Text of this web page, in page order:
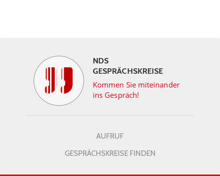
NDS
GESPRÄCHSKREISE
Kommen Sie miteinander
ins Gespräch!
AUFRUF
GESPRÄCHSKREISE FINDEN